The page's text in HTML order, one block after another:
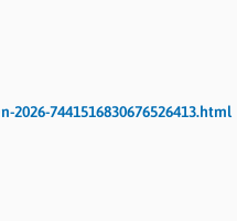
7441516830676526413.html